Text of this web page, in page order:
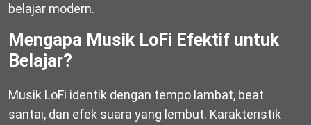
belajar modern.
Mengapa Musik LoFi Efektif untuk
Belajar?
Musik LoFi identik dengan tempo lambat, beat
santai, dan efek suara yang lembut. Karakteristik